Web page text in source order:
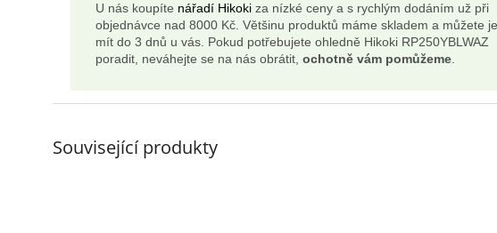
U nás koupíte nářadí Hikoki za nízké ceny a s rychlým dodáním už při
objednávce nad 8000 Kč. Většinu produktů máme skladem a můžete
mít do 3 dnů u vás. Pokud potřebujete ohledně Hikoki RP250YBLWAZ
poradit, neváhejte se na nás obrátit, ochotně vám pomůžeme.
Související produkty